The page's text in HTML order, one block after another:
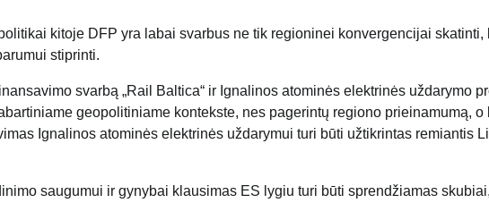
kitoje DFP yra labai svarbus ne tik regioninei konvergencijai skatinti,
stiprinti.
svarbą „Rail Baltica“ ir Ignalinos atominės elektrinės uždarymo
geopolitiniame kontekste, nes pagerintų regiono prieinamumą, o
Ignalinos atominės elektrinės uždarymui turi būti užtikrintas remiantis
saugumui ir gynybai klausimas ES lygiu turi būti sprendžiamas